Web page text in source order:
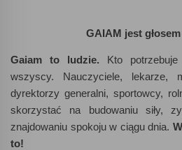
GAIAM jest
Gaiam to ludzie. Kto
wszyscy. Nauczyciele, lekarze,
dyrektorzy generalni, sportowcy,
skorzystać na budowaniu siły,
znajdowaniu spokoju w ciągu dnia.
to!